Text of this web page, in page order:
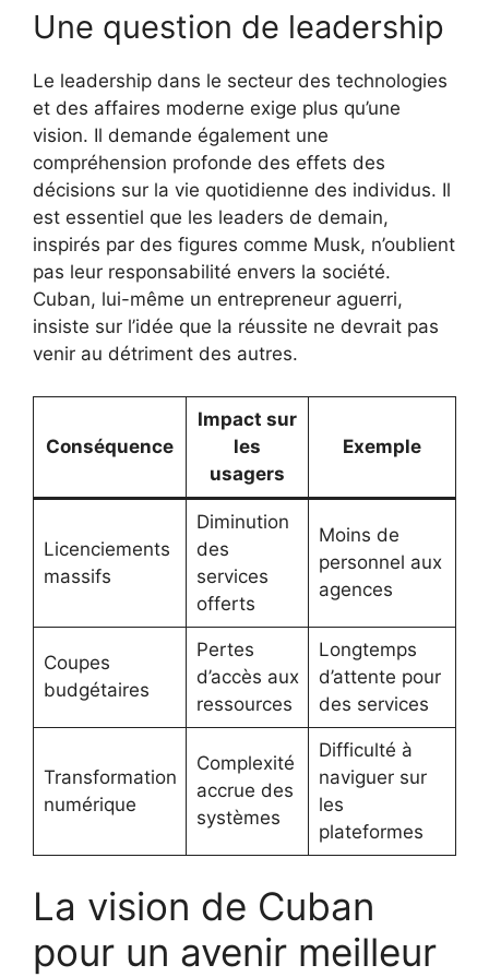
Une question de leadership
Le leadership dans le secteur des technologies
et des affaires moderne exige plus qu’une
vision. Il demande également une
compréhension profonde des effets des
décisions sur la vie quotidienne des individus. Il
est essentiel que les leaders de demain,
inspirés par des figures comme Musk, n’oublient
pas leur responsabilité envers la société.
Cuban, lui-même un entrepreneur aguerri,
insiste sur l’idée que la réussite ne devrait pas
venir au détriment des autres.
Conséquence
Impact sur
les
usagers
Exemple
Licenciements
massifs
Diminution
des
services
offerts
Moins de
personnel aux
agences
Coupes
budgétaires
Pertes
d’accès aux
ressources
Longtemps
d’attente pour
des services
Transformation
numérique
Complexité
accrue des
systèmes
Difficulté à
naviguer sur
les
plateformes
La vision de Cuban
pour un avenir meilleur